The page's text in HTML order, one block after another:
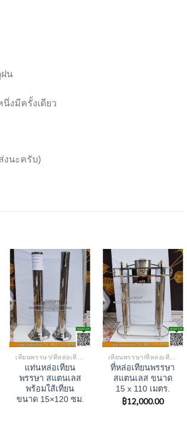
ฝน
งมีครั้งเดียว
งนะครับ)
เทียนพรรษา/ที่หล่อเทียน
แท่นหล่อเทียน
พรรษา สแตนเลส
พร้อมใส้เทียน
ขนาด 15×120 ซม.
เทียนพรรษา/ที่หล่อเทียน
ที่หล่อเทียนพรรษา
สแตนเลส ขนาด
15 x 110 เมตร.
฿12,000.00